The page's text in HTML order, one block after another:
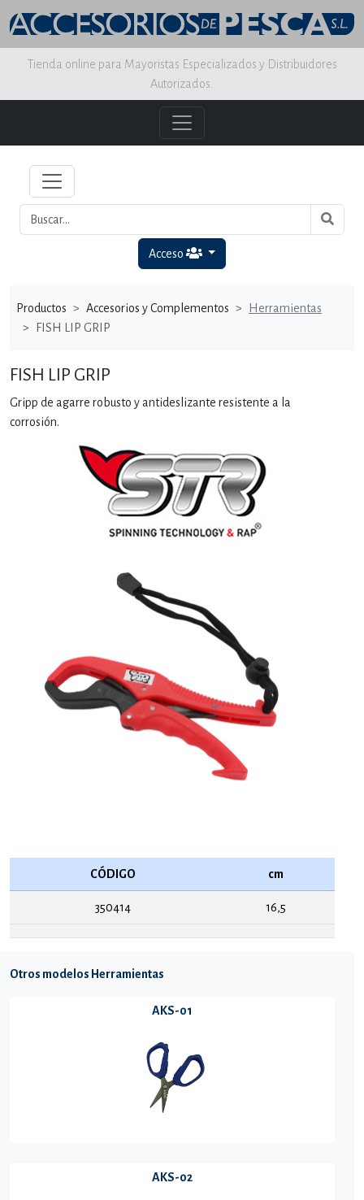
Tienda online para Mayoristas Especializados y Distribuidores
Autorizados.
Acceso
Productos Accesorios y Complementos
Herramientas
FISH LIP GRIP
FISH LIP GRIP
Gripp de agarre robusto y antideslizante resistente a la
corrosión.
CÓDIGO cm
350414 16,5
Otros modelos Herramientas
AKS-01
AKS-02